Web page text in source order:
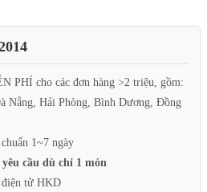
PHÍ cho các đơn hàng >2 triệu, gồm:
Nẵng, Hải Phòng, Bình Dương, Đồng
1~7 ngày
cầu dù chỉ 1 món
điện tử HKD